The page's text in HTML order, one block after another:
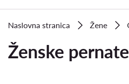
Naslovna stranica Žene
Ženske